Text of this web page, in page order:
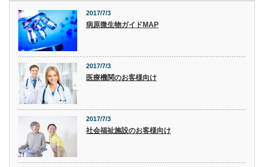
2017/7/3
病原微生物ガイドMAP
2017/7/3
医療機関のお客様向け
2017/7/3
社会福祉施設のお客様向け